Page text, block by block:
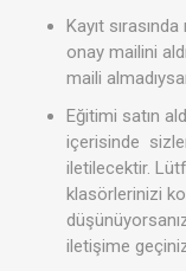
Kayıt
onay mailini
maili
Eğitimi satın
içerisinde
iletilecektir.
klasörlerinizi
iletişime